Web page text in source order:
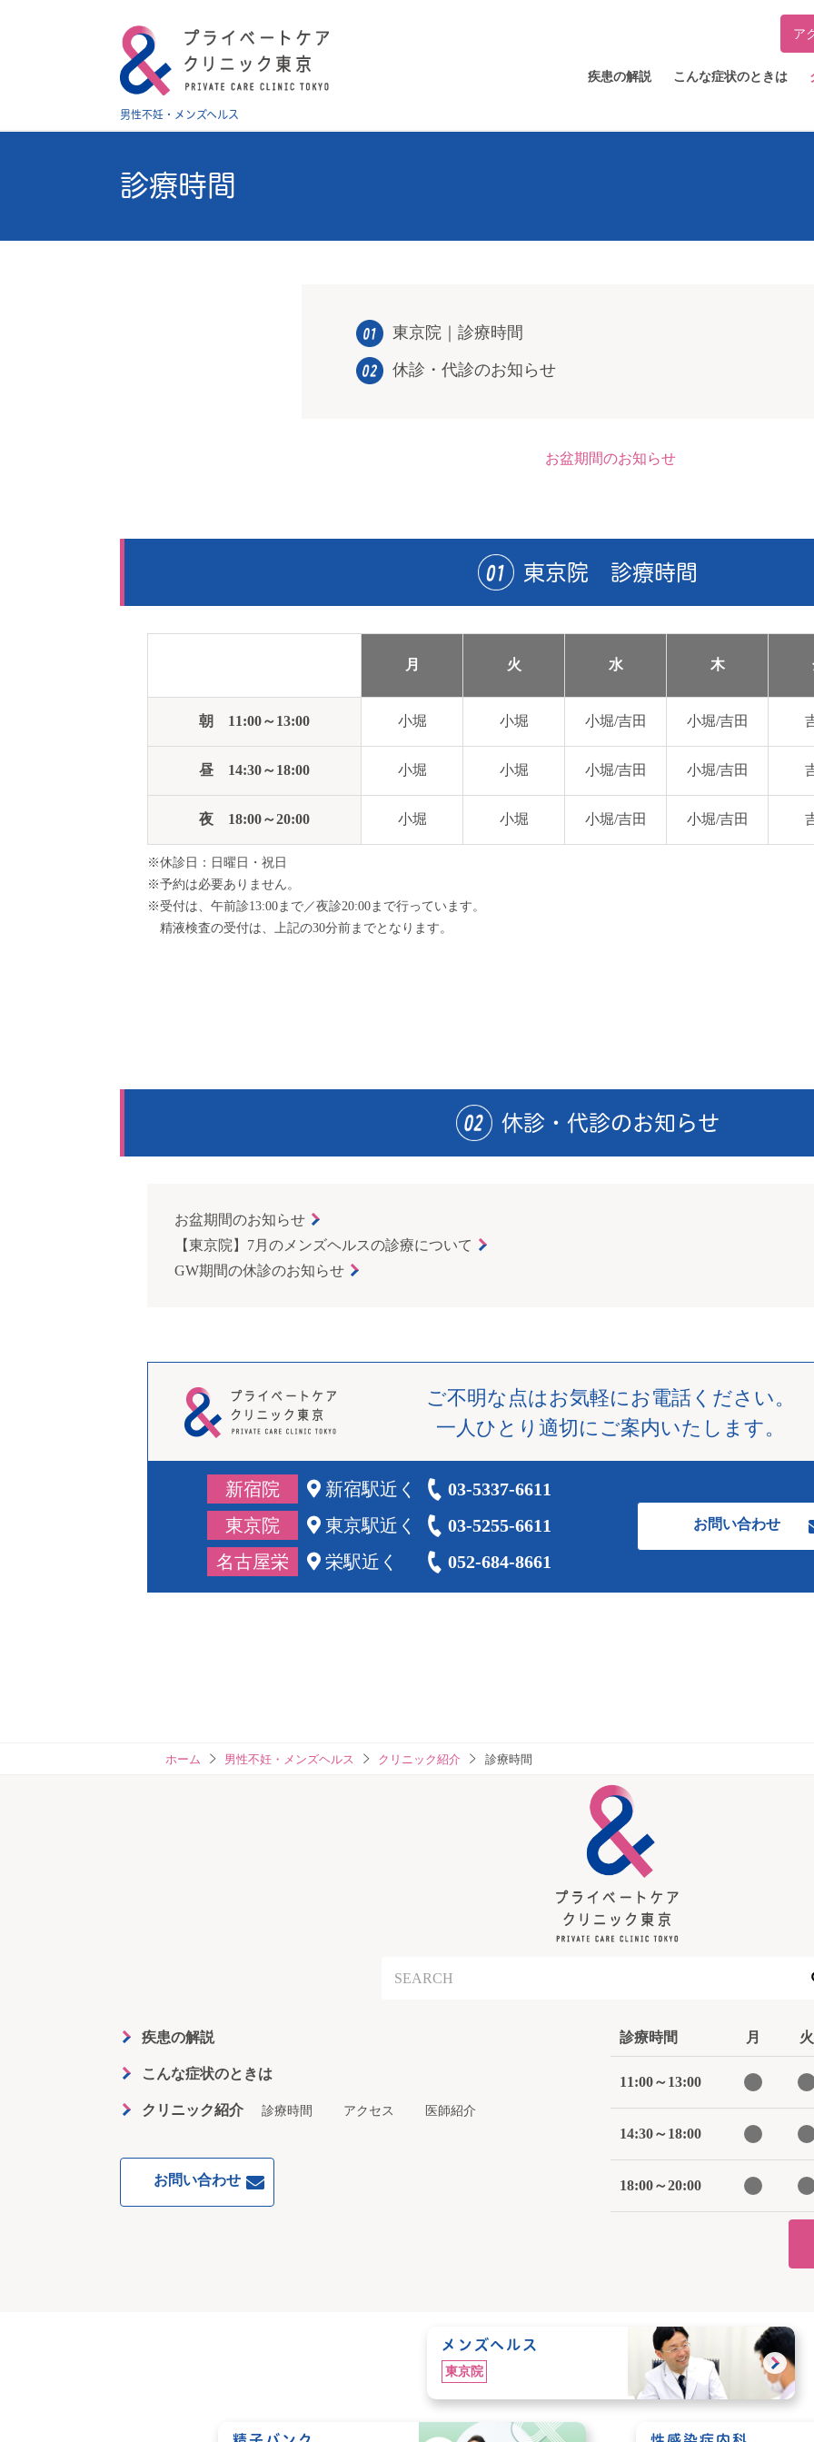
ア
疾患の解説 こんな症状のときは
男性不妊・メンズヘルス
診療時間
東京院｜診療時間
休診・代診のお知らせ
お盆期間のお知らせ
東京院 診療時間
月 火 水 木
朝 11:00～13:00 小堀 小堀 小堀/吉田 小堀/吉田
昼 14:30～18:00 小堀 小堀 小堀/吉田 小堀/吉田
夜 18:00～20:00 小堀 小堀 小堀/吉田 小堀/吉田
※休診日：日曜日・祝日
※予約は必要ありません。
※受付は、午前診13:00まで／夜診20:00まで行っています。
精液検査の受付は、上記の30分前までとなります。
休診・代診のお知らせ
お盆期間のお知らせ
【東京院】7月のメンズヘルスの診療について
GW期間の休診のお知らせ
ご不明な点はお気軽にお電話ください。
一人ひとり適切にご案内いたします。
新宿院 新宿駅近く
03-5337-6611
東京院
東京駅近く
03-5255-6611
名古屋栄
栄駅近く 052-684-8661
お問い合わせ
ホーム 男性不妊・メンズヘルス クリニック紹介 診療時間
疾患の解説
こんな症状のときは
クリニック紹介 診療時間 アクセス 医師紹介
お問い合わせ
診療時間 月 火
11:00～13:00
14:30～18:00
18:00～20:00
メンズヘルス
東京院